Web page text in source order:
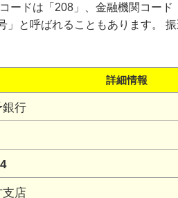
ードは「208」、金融機関コー
」と呼ばれることもあります。
詳細情報
行
店